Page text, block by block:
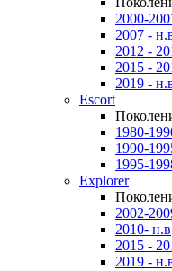
2000-
2007 -
2012 -
2015 -
2019 -
Escort
1980-
1990-
1995-
Explorer
2002-
2010- н.в
2015 -
2019 -